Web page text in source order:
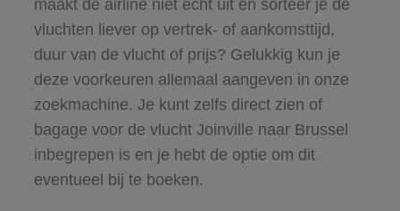
maakt de airline niet echt uit en sorteer je de
vluchten liever op vertrek- of aankomsttijd,
duur van de vlucht of prijs? Gelukkig kun je
deze voorkeuren allemaal aangeven in onze
zoekmachine. Je kunt zelfs direct zien of
bagage voor de vlucht Joinville naar Brussel
inbegrepen is en je hebt de optie om dit
eventueel bij te boeken.